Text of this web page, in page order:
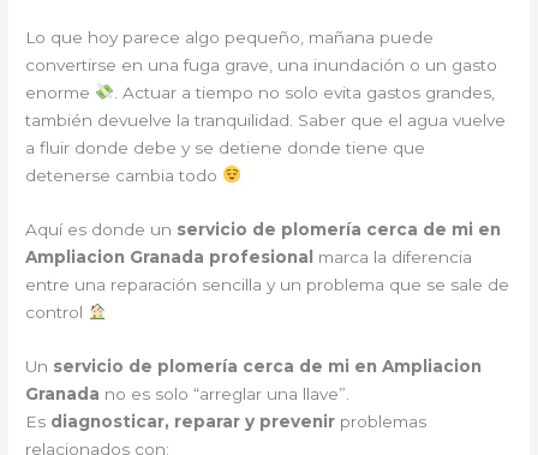
Lo que hoy parece algo pequeño, mañana puede
convertirse en una fuga grave, una inundación o un gasto
enorme
. Actuar a tiempo no solo evita gastos grandes,
también devuelve la tranquilidad. Saber que el agua vuelve
a fluir donde debe y se detiene donde tiene que
detenerse cambia todo
Aquí es donde un servicio de plomería cerca de mi en
Ampliacion Granada profesional
marca la diferencia
entre una reparación sencilla y un problema que se sale de
control
Un servicio de plomería cerca de mi en Ampliacion
Granada no es solo “arreglar una llave”.
Es diagnosticar, reparar y prevenir problemas
relacionados con: